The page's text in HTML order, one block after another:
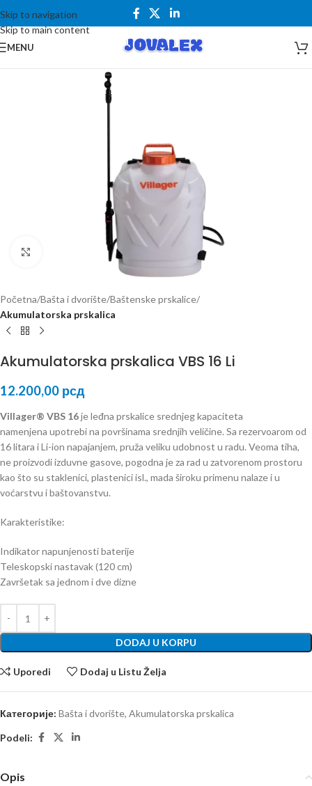
Skip to navigation
Skip to main content
MENU
Kliknite za uvećanje
Početna Bašta i dvorište Baštenske prskalice
Akumulatorska prskalica
Akumulatorska prskalica VBS 16 Li
12.200,00 рсд
Villager® VBS 16je leđna prskalice srednjeg kapaciteta
namenjena upotrebi na površinama srednjih veličine. Sa rezervoarom od
16 litara i Li-ion napajanjem, pruža veliku udobnost u radu. Veoma tiha,
ne proizvodi izduvne gasove, pogodna je za rad u zatvorenom prostoru
kao što su staklenici, plastenici isl., mada široku primenu nalaze i u
voćarstvu i baštovanstvu.
Karakteristike:
Indikator napunjenosti baterije
Teleskopski nastavak (120 cm)
Završetak sa jednom i dve dizne
DODAJ U KORPU
Uporedi Dodaj u Listu Želja
Категорије: Bašta i dvorište, Akumulatorska prskalica
Podeli:
Opis